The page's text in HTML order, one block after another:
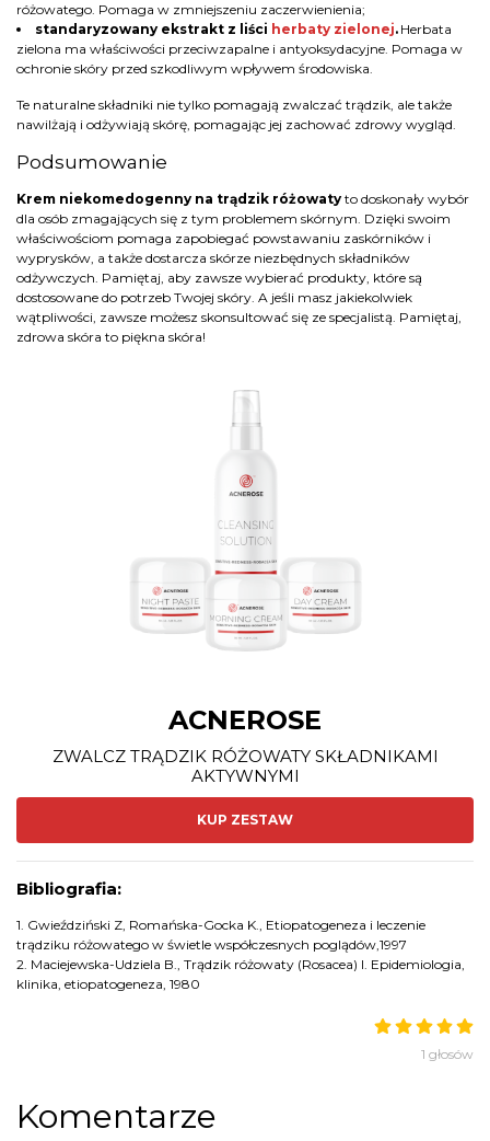
różowatego. Pomaga w zmniejszeniu zaczerwienienia;
standaryzowany ekstrakt z liści herbaty zielonej. Herbata
zielona ma właściwości przeciwzapalne i antyoksydacyjne. Pomaga w
ochronie skóry przed szkodliwym wpływem środowiska.
Te naturalne składniki nie tylko pomagają zwalczać trądzik, ale także
nawilżają i odżywiają skórę, pomagając jej zachować zdrowy wygląd.
Podsumowanie
Krem niekomedogenny na trądzik różowaty to doskonały wybór
dla osób zmagających się z tym problemem skórnym. Dzięki swoim
właściwościom pomaga zapobiegać powstawaniu zaskórników i
wyprysków, a także dostarcza skórze niezbędnych składników
odżywczych. Pamiętaj, aby zawsze wybierać produkty, które są
dostosowane do potrzeb Twojej skóry. A jeśli masz jakiekolwiek
wątpliwości, zawsze możesz skonsultować się ze specjalistą. Pamiętaj,
zdrowa skóra to piękna skóra!
ACNEROSE
ZWALCZ TRĄDZIK RÓŻOWATY SKŁADNIKAMI
AKTYWNYMI
KUP ZESTAW
Bibliografia:
1. Gwieździński Z, Romańska-Gocka K., Etiopatogeneza i leczenie
trądziku różowatego w świetle współczesnych poglądów,1997
2. Maciejewska-Udziela B., Trądzik różowaty (Rosacea) I. Epidemiologia,
klinika, etiopatogeneza, 1980
1 głosów
Komentarze